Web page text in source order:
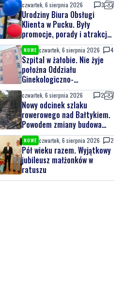
czwartek, 6 sierpnia 2026 3
Urodziny Biura Obsługi
Klienta w Pucku. Były
promocje, porady i atrakcje
dla najmłodszych
NOWE czwartek, 6 sierpnia 2026 4
Szpital w żałobie. Nie żyje
położna Oddziału
Ginekologiczno-
Położniczego
czwartek, 6 sierpnia 2026 2
Nowy odcinek szlaku
rowerowego nad Bałtykiem.
Powodem zmiany budowa
elektrowni jądrowej
NOWE czwartek, 6 sierpnia 2026 2
Pół wieku razem. Wyjątkowy
jubileusz małżonków w
ratuszu